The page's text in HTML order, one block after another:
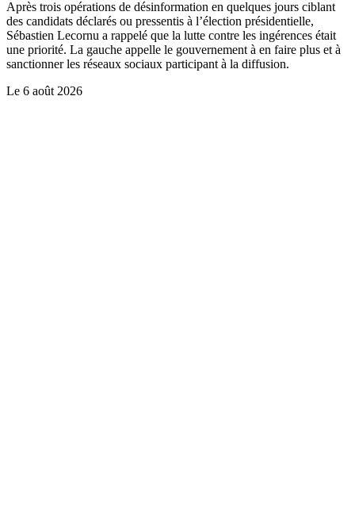
Après trois opérations de désinformation en quelques jours ciblant
des candidats déclarés ou pressentis à l’élection présidentielle,
Sébastien Lecornu a rappelé que la lutte contre les ingérences était
une priorité. La gauche appelle le gouvernement à en faire plus et à
sanctionner les réseaux sociaux participant à la diffusion.
Le 6 août 2026